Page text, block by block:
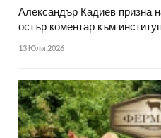
Александър Кадиев призна
остър коментар към
13 Юли 2026